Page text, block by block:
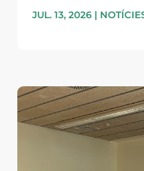
JUL. 13, 2026 |